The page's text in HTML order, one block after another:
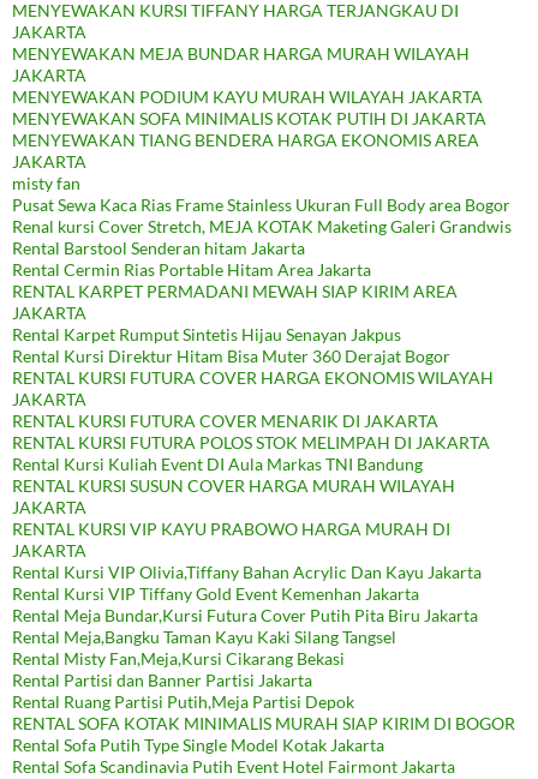
MENYEWAKAN KURSI TIFFANY HARGA TERJANGKAU DI
JAKARTA
MENYEWAKAN MEJA BUNDAR HARGA MURAH WILAYAH
JAKARTA
MENYEWAKAN PODIUM KAYU MURAH WILAYAH JAKARTA
MENYEWAKAN SOFA MINIMALIS KOTAK PUTIH DI JAKARTA
MENYEWAKAN TIANG BENDERA HARGA EKONOMIS AREA
JAKARTA
misty fan
Pusat Sewa Kaca Rias Frame Stainless Ukuran Full Body area Bogor
Renal kursi Cover Stretch, MEJA KOTAK Maketing Galeri Grandwis
Rental Barstool Senderan hitam Jakarta
Rental Cermin Rias Portable Hitam Area Jakarta
RENTAL KARPET PERMADANI MEWAH SIAP KIRIM AREA
JAKARTA
Rental Karpet Rumput Sintetis Hijau Senayan Jakpus
Rental Kursi Direktur Hitam Bisa Muter 360 Derajat Bogor
RENTAL KURSI FUTURA COVER HARGA EKONOMIS WILAYAH
JAKARTA
RENTAL KURSI FUTURA COVER MENARIK DI JAKARTA
RENTAL KURSI FUTURA POLOS STOK MELIMPAH DI JAKARTA
Rental Kursi Kuliah Event DI Aula Markas TNI Bandung
RENTAL KURSI SUSUN COVER HARGA MURAH WILAYAH
JAKARTA
RENTAL KURSI VIP KAYU PRABOWO HARGA MURAH DI
JAKARTA
Rental Kursi VIP Olivia,Tiffany Bahan Acrylic Dan Kayu Jakarta
Rental Kursi VIP Tiffany Gold Event Kemenhan Jakarta
Rental Meja Bundar,Kursi Futura Cover Putih Pita Biru Jakarta
Rental Meja,Bangku Taman Kayu Kaki Silang Tangsel
Rental Misty Fan,Meja,Kursi Cikarang Bekasi
Rental Partisi dan Banner Partisi Jakarta
Rental Ruang Partisi Putih,Meja Partisi Depok
RENTAL SOFA KOTAK MINIMALIS MURAH SIAP KIRIM DI BOGOR
Rental Sofa Putih Type Single Model Kotak Jakarta
Rental Sofa Scandinavia Putih Event Hotel Fairmont Jakarta